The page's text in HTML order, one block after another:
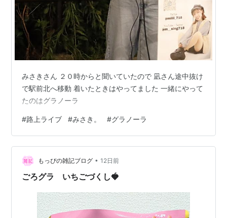
みさきさん ２０時からと聞いていたので 凪さん途中抜け
で駅前北へ移動 着いたときはやってました 一緒にやって
たのはグラノーラ
#路上ライブ #みさき。 #グラノーラ
もっぴの雑記ブログ • 12日前
ごろグラ いちごづくし🍓